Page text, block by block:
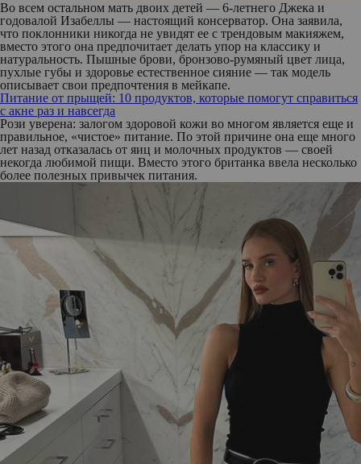
Во всем остальном мать двоих детей — 6-летнего Джека и
годовалой Изабеллы — настоящий консерватор. Она заявила,
что поклонники никогда не увидят ее с трендовым макияжем,
вместо этого она предпочитает делать упор на классику и
натуральность. Пышные брови, бронзово-румяный цвет лица,
пухлые губы и здоровье естественное сияние — так модель
описывает свои предпочтения в мейкапе.
Питание от прыщей: 10 продуктов, которые помогут справиться
с акне раз и навсегда
Рози уверена: залогом здоровой кожи во многом является еще и
правильное, «чистое» питание. По этой причине она еще много
лет назад отказалась от яиц и молочных продуктов — своей
некогда любимой пищи. Вместо этого британка ввела несколько
более полезных привычек питания.